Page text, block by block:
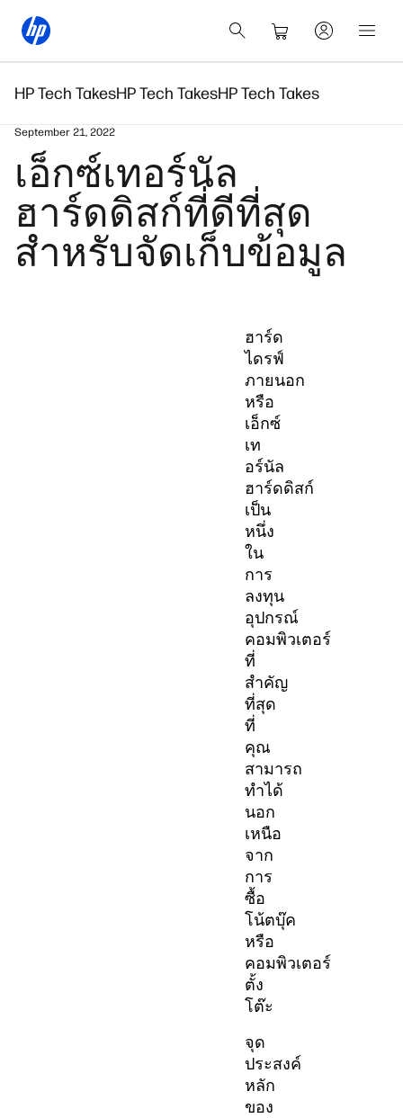
HP Tech TakesHP Tech TakesHP Tech Takes
September 21, 2022
เอ็กซ์เทอร์นัล
ฮาร์ดดิสก์ที่ดีที่สุด
สำหรับจัดเก็บข้อมูล
ฮาร์ด
ไดรฟ์
ภายนอก
หรือ
เอ็กซ์
เท
อร์นัล
ฮาร์ดดิสก์
เป็น
หนึ่ง
ใน
การ
ลงทุน
อุปกรณ์
คอมพิวเตอร์
ที่
สำคัญ
ที่สุด
ที่
คุณ
สามารถ
ทำได้
นอก
เหนือ
จาก
การ
ซื้อ
โน้ตบุ๊ค
หรือ
คอมพิวเตอร์
ตั้ง
โต๊ะ
จุด
ประสงค์
หลัก
ของ